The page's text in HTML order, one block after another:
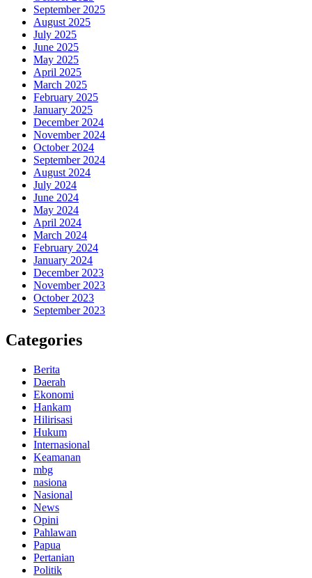
September 2025
August 2025
July 2025
June 2025
May 2025
April 2025
March 2025
February 2025
January 2025
December 2024
November 2024
October 2024
September 2024
August 2024
July 2024
June 2024
May 2024
April 2024
March 2024
February 2024
January 2024
December 2023
November 2023
October 2023
September 2023
Categories
Berita
Daerah
Ekonomi
Hankam
Hilirisasi
Hukum
Internasional
Keamanan
mbg
nasiona
Nasional
News
Opini
Pahlawan
Papua
Pertanian
Politik